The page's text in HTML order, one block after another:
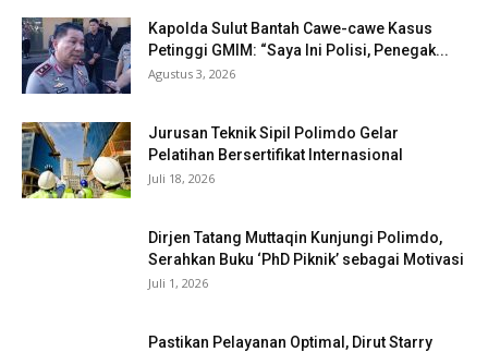
Kapolda Sulut Bantah Cawe-cawe Kasus
Petinggi GMIM: “Saya Ini Polisi, Penegak...
Agustus 3, 2026
Jurusan Teknik Sipil Polimdo Gelar
Pelatihan Bersertifikat Internasional
Juli 18, 2026
Dirjen Tatang Muttaqin Kunjungi Polimdo,
Serahkan Buku ‘PhD Piknik’ sebagai Motivasi
Juli 1, 2026
Pastikan Pelayanan Optimal, Dirut Starry